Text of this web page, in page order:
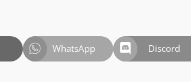
WhatsApp Discord